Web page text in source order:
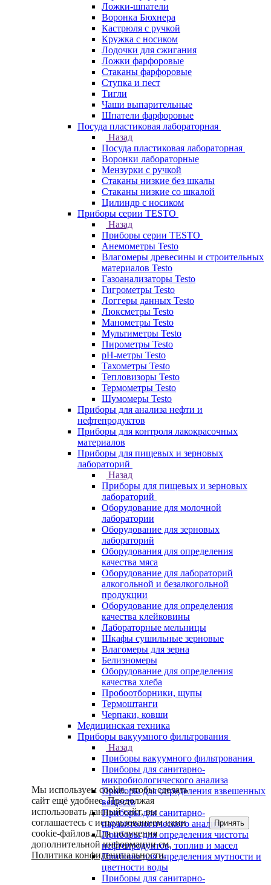
Ложки-шпатели
Воронка Бюхнера
Кастрюля с ручкой
Кружка с носиком
Лодочки для сжигания
Ложки фарфоровые
Стаканы фарфоровые
Ступка и пест
Тигли
Чаши выпарительные
Шпатели фарфоровые
Посуда пластиковая лабораторная
Назад
Посуда пластиковая лабораторная
Воронки лабораторные
Мензурки с ручкой
Стаканы низкие без шкалы
Стаканы низкие со шкалой
Цилиндр с носиком
Приборы серии TESTO
Назад
Приборы серии TESTO
Анемометры Testo
Влагомеры древесины и строительных
материалов Testo
Газоанализаторы Testo
Гигрометры Testo
Логгеры данных Testo
Люксметры Testo
Манометры Testo
Мультиметры Testo
Пирометры Testo
pH-метры Testo
Тахометры Testo
Тепловизоры Testo
Термометры Testo
Шумомеры Testo
Приборы для анализа нефти и
нефтепродуктов
Приборы для контроля лакокрасочных
материалов
Приборы для пищевых и зерновых
лабораторий
Назад
Приборы для пищевых и зерновых
лабораторий
Оборудование для молочной
лаборатории
Оборудование для зерновых
лабораторий
Оборудования для определения
качества мяса
Оборудование для лабораторий
алкогольной и безалкогольной
продукции
Оборудование для определения
качества клейковины
Лабораторные мельницы
Шкафы сушильные зерновые
Влагомеры для зерна
Белизномеры
Оборудование для определения
качества хлеба
Пробоотборники, щупы
Термоштанги
Черпаки, ковши
Медицинская техника
Приборы вакуумного фильтрования
Назад
Приборы вакуумного фильтрования
Приборы для санитарно-
микробиологического анализа
Приборы для определения взвешенных
веществ
Приборы для санитарно-
паразитологического анализа
Приборы для определения чистоты
нефтепродуктов, топлив и масел
Приборы для определения мутности и
цветности воды
Приборы для санитарно-
Мы используем cookie, чтобы сделать
сайт ещё удобнее. Продолжая
использовать данный сайт, вы
соглашаетесь с использованием нами
cookie-файлов. Для получения
дополнительной информации см.
Политика конфиденциальности.
Принять